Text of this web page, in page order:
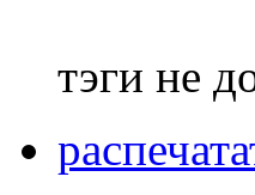
тэги не